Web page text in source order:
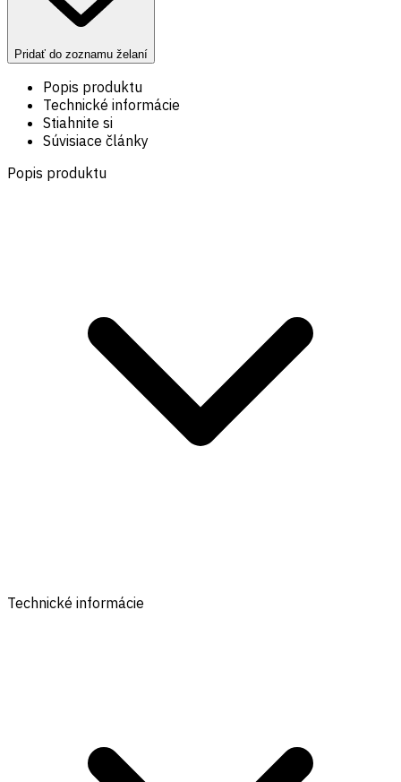
Pridať do zoznamu želaní
Popis produktu
Technické informácie
Stiahnite si
Súvisiace články
Popis produktu
Technické informácie